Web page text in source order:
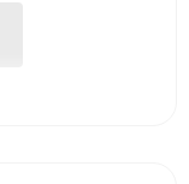
його термін